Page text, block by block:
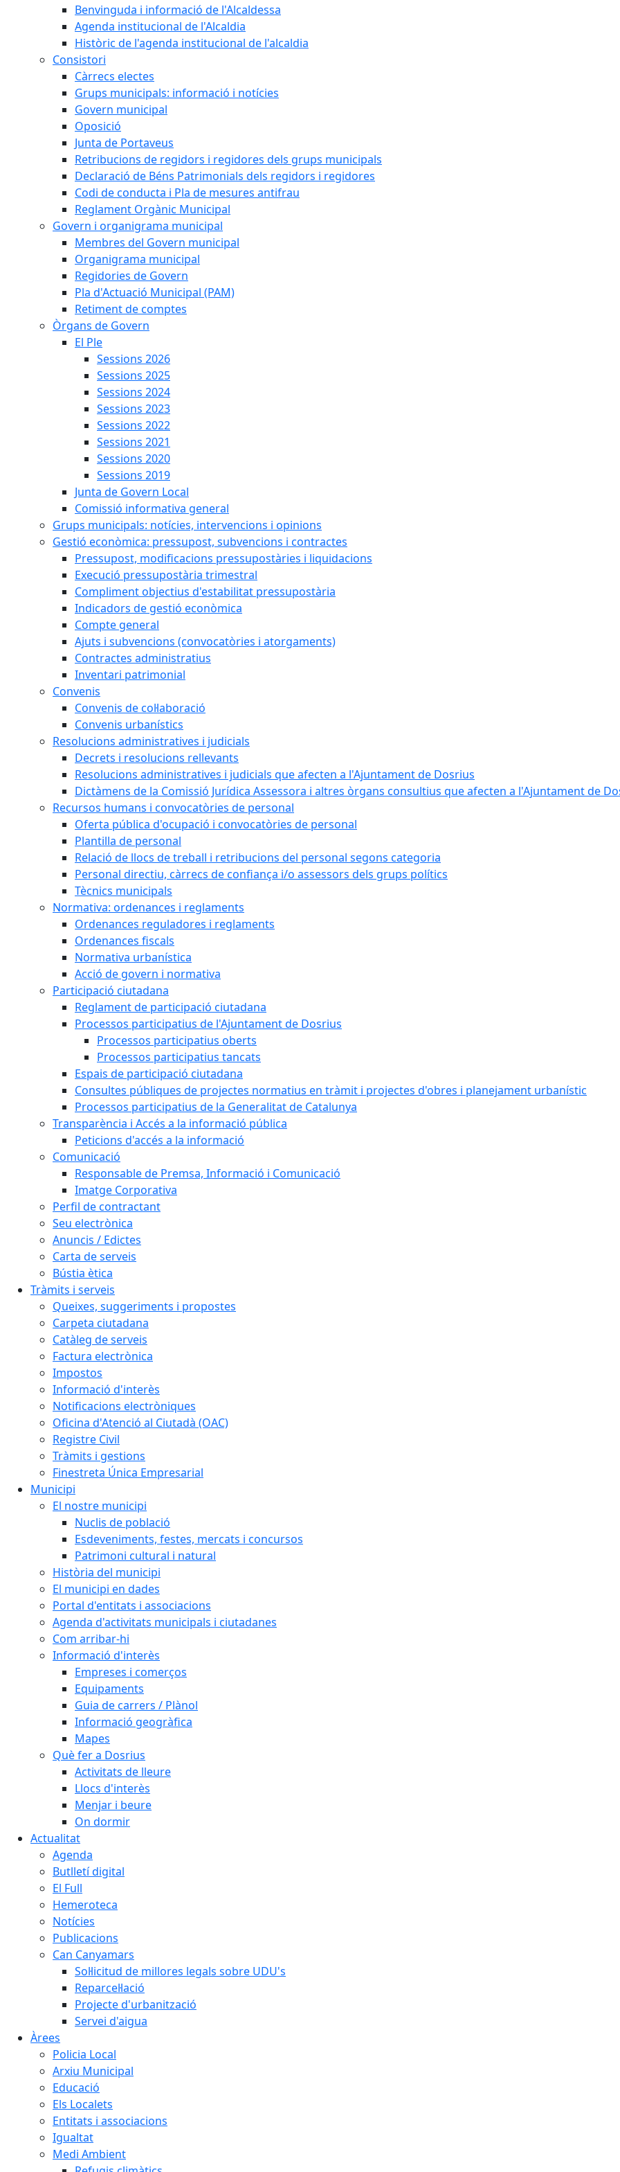
Benvinguda i informació de l'Alcaldessa
Agenda institucional de l'Alcaldia
Històric de l'agenda institucional de l'alcaldia
Consistori
Càrrecs electes
Grups municipals: informació i notícies
Govern municipal
Oposició
Junta de Portaveus
Retribucions de regidors i regidores dels grups municipals
Declaració de Béns Patrimonials dels regidors i regidores
Codi de conducta i Pla de mesures antifrau
Reglament Orgànic Municipal
Govern i organigrama municipal
Membres del Govern municipal
Organigrama municipal
Regidories de Govern
Pla d'Actuació Municipal (PAM)
Retiment de comptes
Òrgans de Govern
El Ple
Sessions 2026
Sessions 2025
Sessions 2024
Sessions 2023
Sessions 2022
Sessions 2021
Sessions 2020
Sessions 2019
Junta de Govern Local
Comissió informativa general
Grups municipals: notícies, intervencions i opinions
Gestió econòmica: pressupost, subvencions i contractes
Pressupost, modificacions pressupostàries i liquidacions
Execució pressupostària trimestral
Compliment objectius d'estabilitat pressupostària
Indicadors de gestió econòmica
Compte general
Ajuts i subvencions (convocatòries i atorgaments)
Contractes administratius
Inventari patrimonial
Convenis
Convenis de col·laboració
Convenis urbanístics
Resolucions administratives i judicials
Decrets i resolucions rellevants
Resolucions administratives i judicials que afecten a l'Ajuntament de Dosrius
Dictàmens de la Comissió Jurídica Assessora i altres òrgans consultius que afecten a l'Ajuntament de
Recursos humans i convocatòries de personal
Oferta pública d'ocupació i convocatòries de personal
Plantilla de personal
Relació de llocs de treball i retribucions del personal segons categoria
Personal directiu, càrrecs de confiança i/o assessors dels grups polítics
Tècnics municipals
Normativa: ordenances i reglaments
Ordenances reguladores i reglaments
Ordenances fiscals
Normativa urbanística
Acció de govern i normativa
Participació ciutadana
Reglament de participació ciutadana
Processos participatius de l'Ajuntament de Dosrius
Processos participatius oberts
Processos participatius tancats
Espais de participació ciutadana
Consultes públiques de projectes normatius en tràmit i projectes d'obres i planejament urbanístic
Processos participatius de la Generalitat de Catalunya
Transparència i Accés a la informació pública
Peticions d'accés a la informació
Comunicació
Responsable de Premsa, Informació i Comunicació
Imatge Corporativa
Perfil de contractant
Seu electrònica
Anuncis / Edictes
Carta de serveis
Bústia ètica
Tràmits i serveis
Queixes, suggeriments i propostes
Carpeta ciutadana
Catàleg de serveis
Factura electrònica
Impostos
Informació d'interès
Notificacions electròniques
Oficina d'Atenció al Ciutadà (OAC)
Registre Civil
Tràmits i gestions
Finestreta Única Empresarial
Municipi
El nostre municipi
Nuclis de població
Esdeveniments, festes, mercats i concursos
Patrimoni cultural i natural
Història del municipi
El municipi en dades
Portal d'entitats i associacions
Agenda d'activitats municipals i ciutadanes
Com arribar-hi
Informació d'interès
Empreses i comerços
Equipaments
Guia de carrers / Plànol
Informació geogràfica
Mapes
Què fer a Dosrius
Activitats de lleure
Llocs d'interès
Menjar i beure
On dormir
Actualitat
Agenda
Butlletí digital
El Full
Hemeroteca
Notícies
Publicacions
Can Canyamars
Sol·licitud de millores legals sobre UDU's
Reparcel·lació
Projecte d'urbanització
Servei d'aigua
Àrees
Policia Local
Arxiu Municipal
Educació
Els Localets
Entitats i associacions
Igualtat
Medi Ambient